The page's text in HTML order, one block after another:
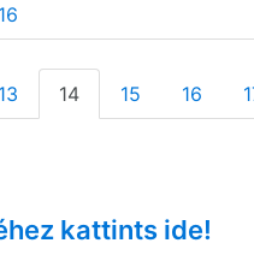
16
13 14 15 16
kattints ide!